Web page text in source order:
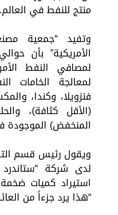
منتج للنفط في العالم.
وتفيد “جمعية
لمصافي النفط
لمعالجة الخامات
فنزويلا، وكندا،
(الأقل كثافة)،
المنخفض)
ويقول رئيس قسم
لدى شركة
استيراد كميات
“هذا يرد جزءاً من